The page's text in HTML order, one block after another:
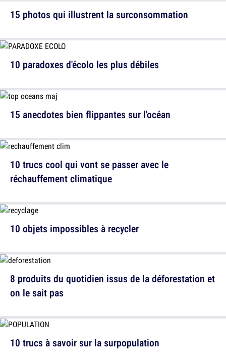
10 paradoxes d'écolo les plus débiles
10 trucs cool qui vont se passer avec le
réchauffement climatique
8 produits du quotidien issus de la déforestation et
on le sait pas
15 photos qui illustrent la surconsommation
15 anecdotes bien flippantes sur l'océan
10 objets impossibles à recycler
10 trucs à savoir sur la surpopulation